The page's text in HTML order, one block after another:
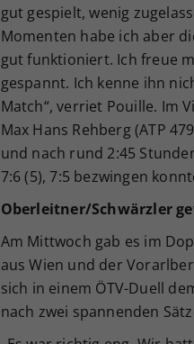
gut gespielt, wenig
Momenten habe ich aber
gut funktioniert. Ich freue
gespannt. Ich kenne ihn
Match“, verriet Pouille. Im
Max Hans Rehberg (ATP
und nach rund 2:45
7:6 (5), 7:5 bezwingen
Oberleitner/Schwärzler
Am Mittwoch gab es im
aus Wien und der
sich in einem ÖTV-Duell
nach zwei spannenden